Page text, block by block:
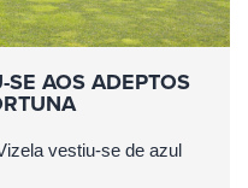
SE AOS ADEPTOS
vestiu-se de azul